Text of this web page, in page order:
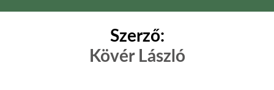
Szerző:
Kövér László